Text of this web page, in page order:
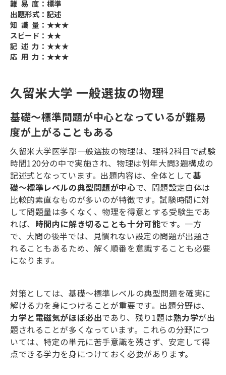
難 易 度：標準
出題形式：記述
知 識 量：★★★
スピード：★★
記 述 力：★★★
応 用 力：★★★
久留米大学 一般選抜の物理
基礎～標準問題が中心となっているが難易
度が上がることもある
久留米大学医学部一般選抜の物理は、理科2科目で試験
時間120分の中で実施され、物理は例年大問3題構成の
記述式となっています。出題内容は、全体として基
礎〜標準レベルの典型問題が中心で、問題設定自体は
比較的素直なものが多いのが特徴です。試験時間に対
して問題量は多くなく、物理を得意とする受験生であ
れば、 時間内に解き切ることも十分可能です。一方
で、大問の後半では、見慣れない設定の問題が出題さ
れることもあるため、解く順番を意識することも必要
になります。
対策としては、基礎〜標準レベルの典型問題を確実に
解ける力を身につけることが重要です。出題分野は、
力学と電磁気がほぼ必出であり、残り 1題は熱力学が出
題されることが多くなっています。これらの分野につ
いては、特定の単元に苦手意識を残さず、安定して得
点できる学力を身につけておく必要があります。